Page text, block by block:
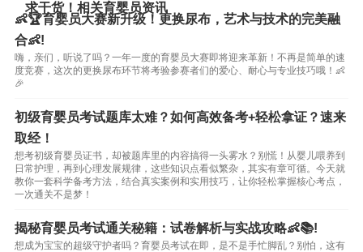
求干货！相关育婴员资讯
👶🏆育婴员大赛新升级！更换尿布，艺术与技术的完美融
合👶!
嗨，亲们，听说了吗？一年一度的育婴员大赛即将迎来革新！不再是简单的速
度竞赛，这次的更换尿布环节将考验参赛者们的爱心、耐心与专业技巧哦！👶
🎉
初级育婴员考试题库太难？如何高效备考+轻松拿证？速来
取经！
想考初级育婴员证书，却被题库里的内容搞得一头雾水？别慌！从婴儿喂养到
日常护理，再到心理发展规律，这些知识点看似繁杂，其实有章可循。今天就
教你一套科学备考方法，结合真实案例和实用技巧，让你轻松掌握核心考点，
一次通关不是梦！
揭秘育婴员考试通关秘籍：试卷解析与实战攻略👶📚!
想成为宝宝的超级守护者吗？育婴员考试在即，是不是手忙脚乱？别怕，这有